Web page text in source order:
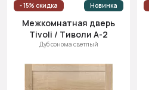
- 15% скидка Новинка
Межкомнатная дверь
Tivoli / Тиволи А-2
Дуб сонома светлый